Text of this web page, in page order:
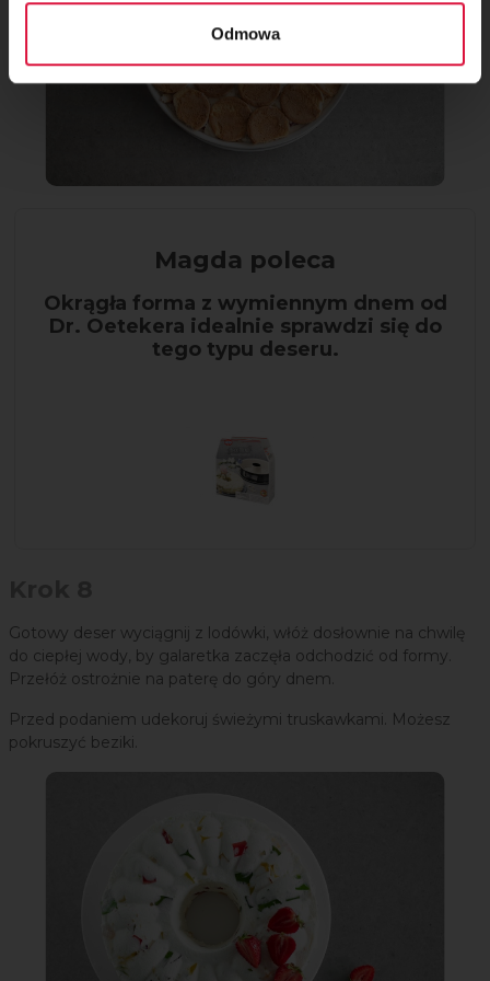
Odmowa
Magda poleca
Okrągła forma z wymiennym dnem od
Dr. Oetekera idealnie sprawdzi się do
tego typu deseru.
Gotowy deser wyciągnij z lodówki, włóż dosłownie na chwilę
do ciepłej wody, by galaretka zaczęła odchodzić od formy.
Przełóż ostrożnie na paterę do góry dnem.
Przed podaniem udekoruj świeżymi truskawkami. Możesz
pokruszyć beziki.